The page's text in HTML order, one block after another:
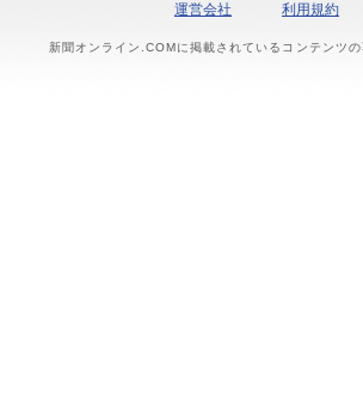
運営会社 利用規約
新聞オンライン.COMに掲載されているコンテンツ